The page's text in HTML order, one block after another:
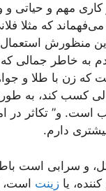
مهم و حياتى
كه مثلا
منظورش
به خاطر جمالى
كه زن با طلا و
كسب كند، به
و” تكاثر در
دارم.
و سرابى است
يا زينت است،